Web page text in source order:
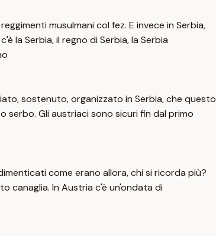
musulmani col fez. E invece in Serbia,
la Serbia, il regno di Serbia, la Serbia
sostenuto, organizzato in Serbia, che questo
Gli austriaci sono sicuri fin dal primo
come erano allora, chi si ricorda più?
canaglia. In Austria c'è un'ondata di